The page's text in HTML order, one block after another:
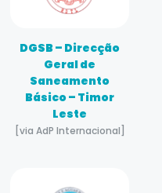
DGSB – Direcção
Geral de
Saneamento
Básico – Timor
Leste
[via AdP Internacional]